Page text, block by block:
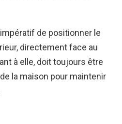
de positionner le
directement face au
à elle, doit toujours être
la maison pour maintenir